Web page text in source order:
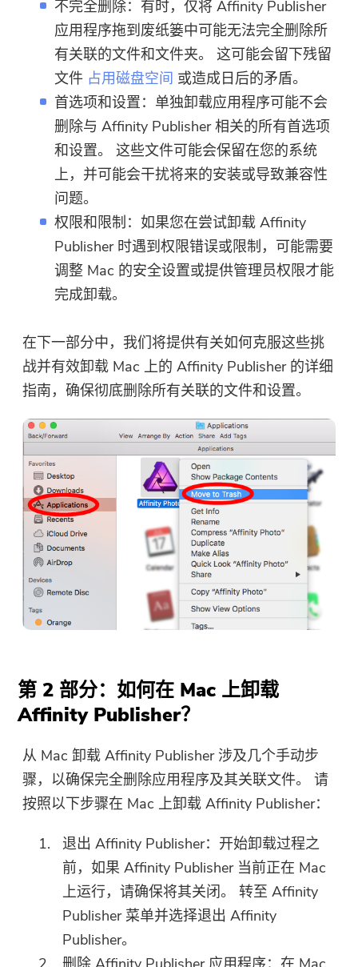
不完全删除：有时，仅将 Affinity Publisher
应用程序拖到废纸篓中可能无法完全删除所
有关联的文件和文件夹。 这可能会留下残留
文件 占用磁盘空间 或造成日后的矛盾。
首选项和设置：单独卸载应用程序可能不会
删除与 Affinity Publisher 相关的所有首选项
和设置。 这些文件可能会保留在您的系统
上，并可能会干扰将来的安装或导致兼容性
问题。
权限和限制：如果您在尝试卸载 Affinity
Publisher 时遇到权限错误或限制，可能需要
调整 Mac 的安全设置或提供管理员权限才能
完成卸载。
在下一部分中，我们将提供有关如何克服这些挑
战并有效卸载 Mac 上的 Affinity Publisher 的详细
指南，确保彻底删除所有关联的文件和设置。
第 2 部分：如何在 Mac 上卸载
Affinity Publisher？
从 Mac 卸载 Affinity Publisher 涉及几个手动步
骤，以确保完全删除应用程序及其关联文件。 请
按照以下步骤在 Mac 上卸载 Affinity Publisher：
退出 Affinity Publisher：开始卸载过程之
前，如果 Affinity Publisher 当前正在 Mac
上运行，请确保将其关闭。 转至 Affinity
Publisher 菜单并选择退出 Affinity
Publisher。